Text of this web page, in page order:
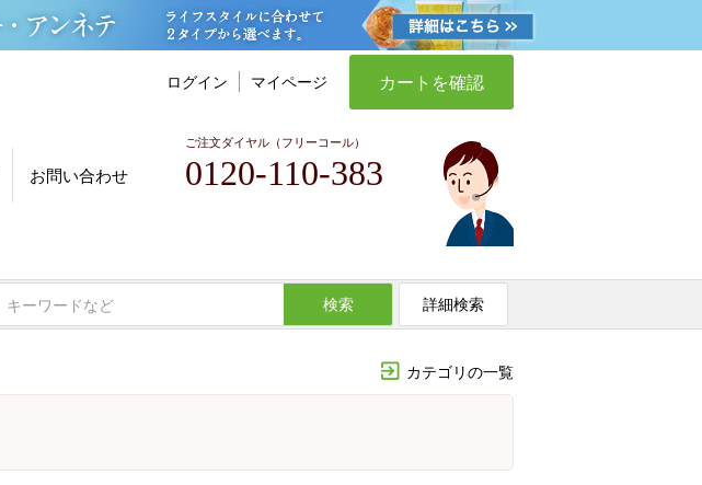
ログイン マイページ カートを確認
お問い合わせ
ご注文ダイヤル（フリーコール）
0120-110-383
検索 詳細検索
カテゴリの一覧